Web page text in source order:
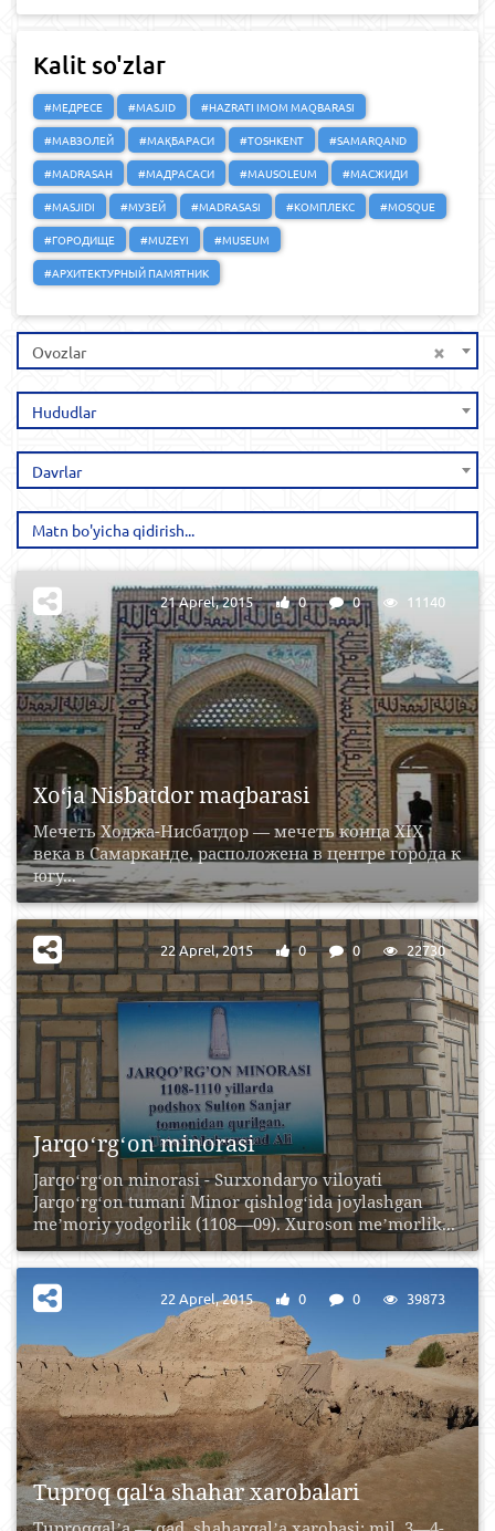
Kalit so'zlar
#МЕДРЕСЕ #MASJID
#HAZRATI IMOM MAQBARASI
#МАВЗОЛЕЙ
#МАҚБАРАСИ #TOSHKENT
#SAMARQAND
#MADRASAH
#МАДРАСАСИ #MAUSOLEUM
#МАСЖИДИ
#MASJIDI
#МУЗЕЙ #MADRASASI #КОМПЛЕКС
#MOSQUE
#ГОРОДИЩЕ
#MUZEYI
#MUSEUM
#АРХИТЕКТУРНЫЙ ПАМЯТНИК
×
Ovozlar
Hududlar
Davrlar
Xo‘ja Nisbatdor maqbarasi
Мечеть Ходжа-Нисбатдор — мечеть конца XIX
века в Самарканде, расположена в центре города к
югу...
21 Aprel, 2015 0 0 11140
Jarqoʻrgʻon minorasi
Jarqoʻrgʻon minorasi - Surxondaryo viloyati
Jarqoʻrgʻon tumani Minor qishlogʻida joylashgan
meʼmoriy yodgorlik (1108—09). Xuroson meʼmorlik...
22 Aprel, 2015 0 0 22730
Tuproq qal‘a shahar xarobalari
22 Aprel, 2015 0 0 39873